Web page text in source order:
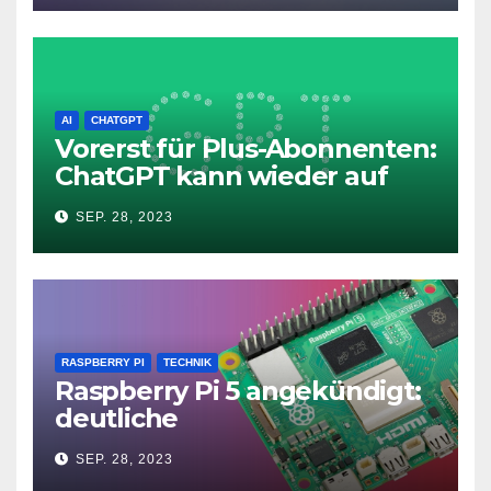
AI CHATGPT
Vorerst für Plus-Abonnenten:
ChatGPT kann wieder auf
das Internet zugreifen
SEP. 28, 2023
RASPBERRY PI TECHNIK
Raspberry Pi 5 angekündigt:
deutliche
Leistungssteigerung und bis
zu 2x 4K60
SEP. 28, 2023